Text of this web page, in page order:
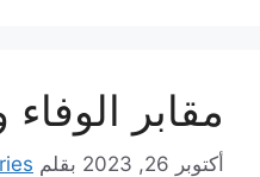
مقابر الوفاء
أكتوبر 26, 2023 بقلم